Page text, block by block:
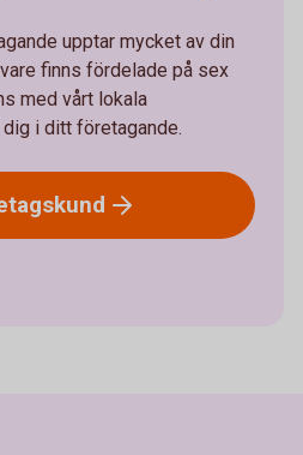
upptar mycket av din
finns fördelade på sex
med vårt lokala
i ditt företagande.